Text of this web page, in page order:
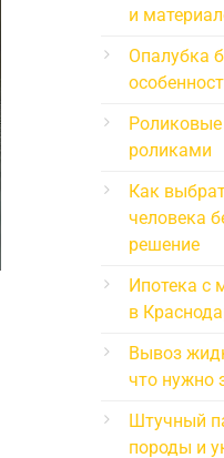
и
Опалубка
роликами
Как
человека
решение
Ипотека с
в
Вывоз
что нужно
Штучный
породы и